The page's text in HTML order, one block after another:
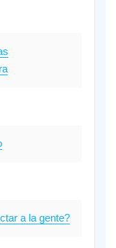
a la gente?